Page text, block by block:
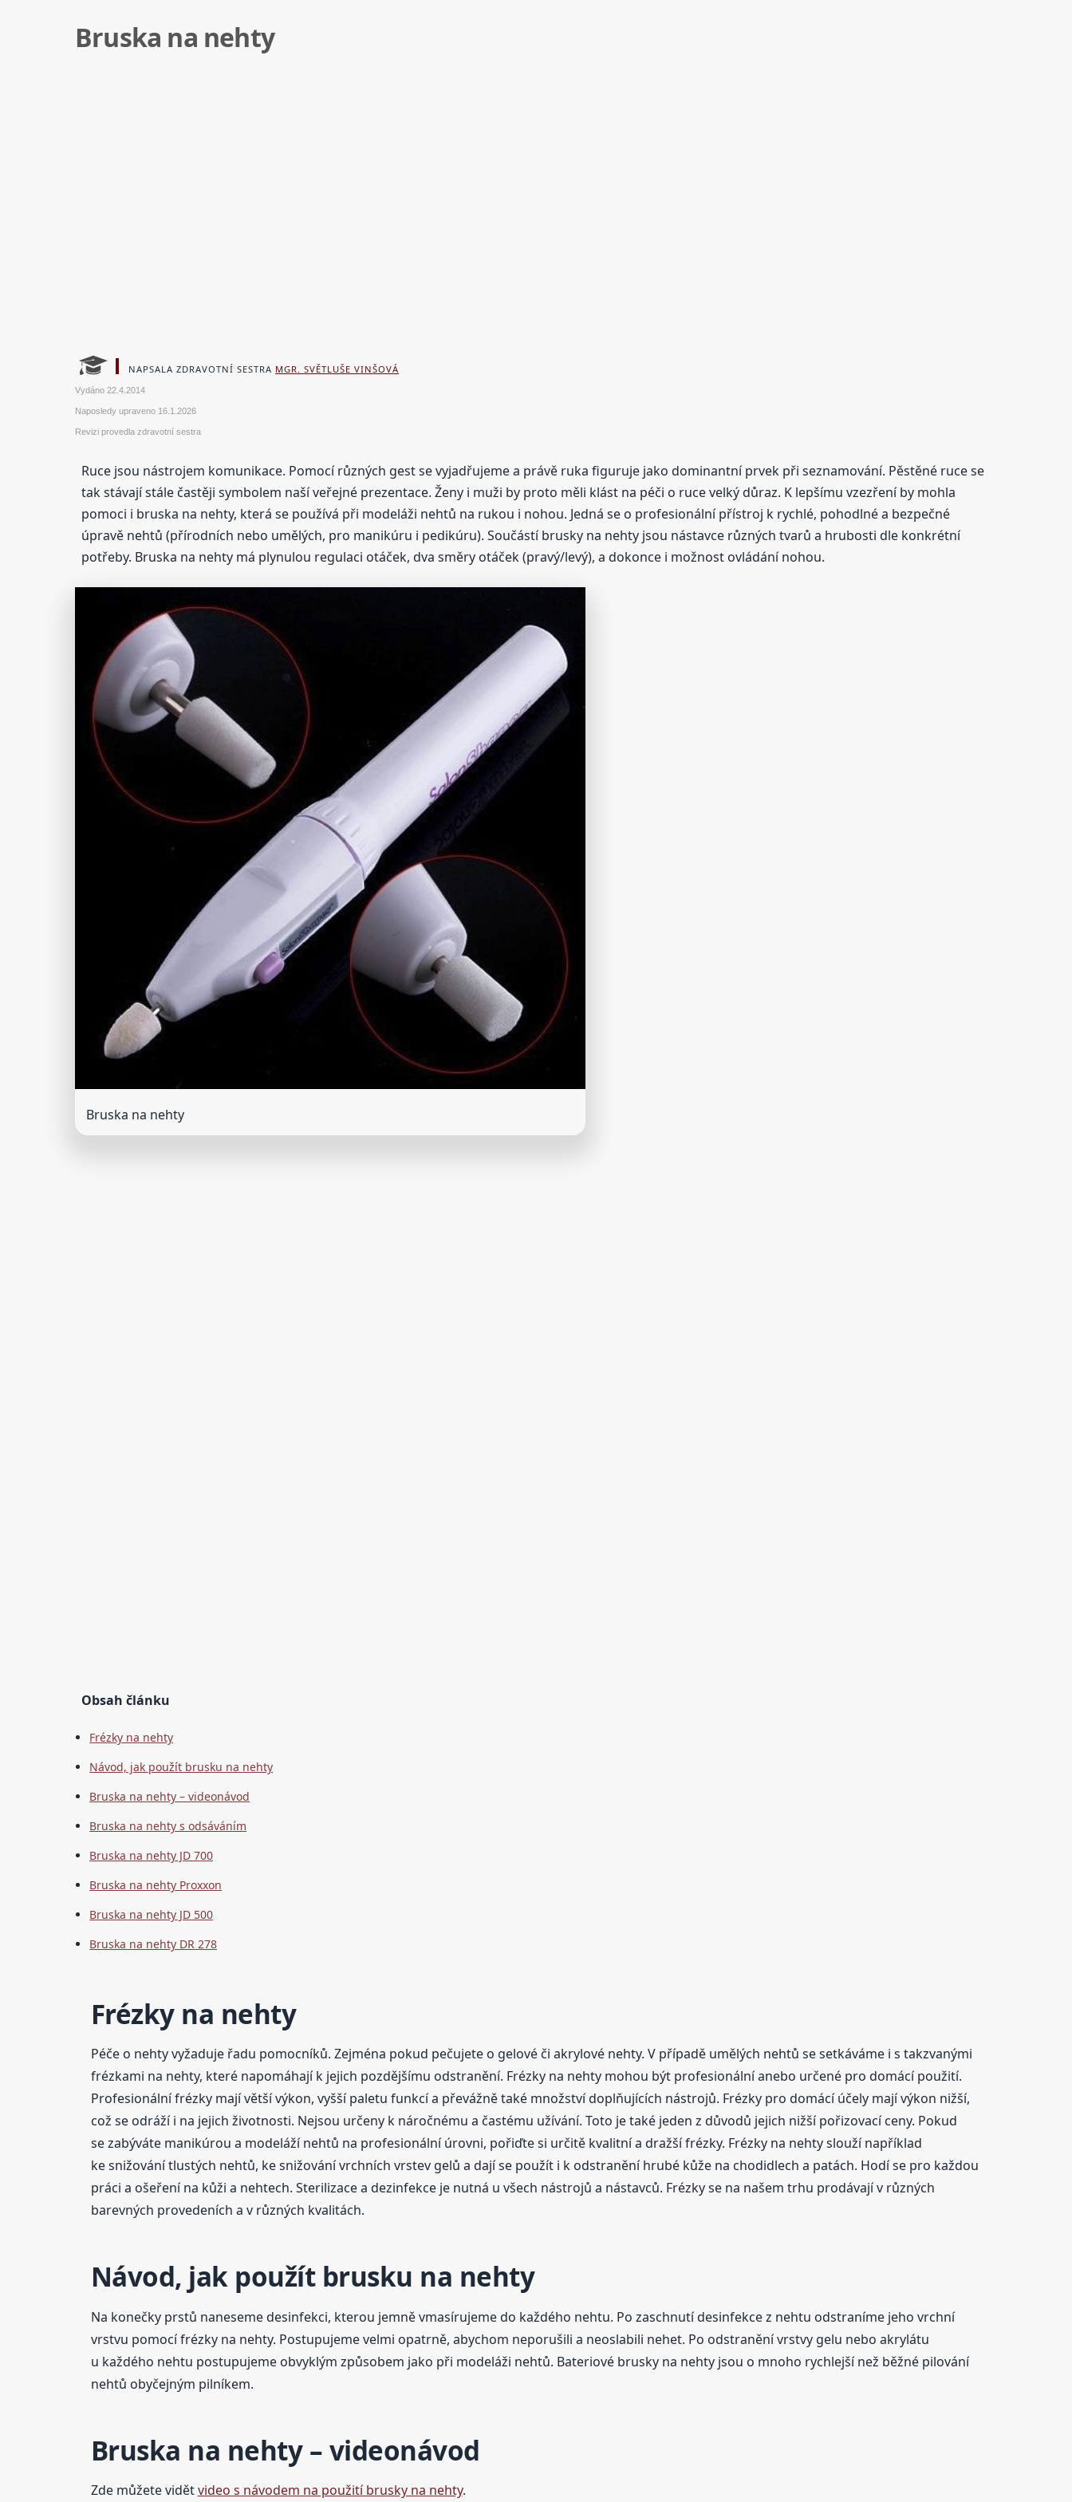
Bruska na nehty
NAPSALA ZDRAVOTNÍ SESTRA MGR. SVĚTLUŠE VINŠOVÁ
Vydáno22.4.2014
Naposledy upraveno 16.1.2026
Revizi provedla zdravotní sestra
Ruce jsou nástrojem komunikace. Pomocí různých gest se vyjadřujeme a právě ruka figuruje jako dominantní prvek při seznamování. Pěstěné ruce se
tak stávají stále častěji symbolem naší veřejné prezentace. Ženy i muži by proto měli klást na péči o ruce velký důraz. K lepšímu vzezření by mohla
pomoci i bruska na nehty, která se používá při modeláži nehtů na rukou i nohou. Jedná se o profesionální přístroj k rychlé, pohodlné a bezpečné
úpravě nehtů (přírodních nebo umělých, pro manikúru i pedikúru). Součástí brusky na nehty jsou nástavce různých tvarů a hrubosti dle konkrétní
potřeby. Bruska na nehty má plynulou regulaci otáček, dva směry otáček (pravý/levý), a dokonce i možnost ovládání nohou.
Bruska na nehty
Obsah článku
Frézky na nehty
Návod, jak použít brusku na nehty
Bruska na nehty – videonávod
Bruska na nehty s odsáváním
Bruska na nehty JD 700
Bruska na nehty Proxxon
Bruska na nehty JD 500
Bruska na nehty DR 278
Frézky na nehty
Péče o nehty vyžaduje řadu pomocníků. Zejména pokud pečujete o gelové či akrylové nehty. V případě umělých nehtů se setkáváme i s takzvanými
frézkami na nehty, které napomáhají k jejich pozdějšímu odstranění. Frézky na nehty mohou být profesionální anebo určené pro domácí použití.
Profesionální frézky mají větší výkon, vyšší paletu funkcí a převážně také množství doplňujících nástrojů. Frézky pro domácí účely mají výkon nižší,
což se odráží i na jejich životnosti. Nejsou určeny k náročnému a častému užívání. Toto je také jeden z důvodů jejich nižší pořizovací ceny. Pokud
se zabýváte manikúrou a modeláží nehtů na profesionální úrovni, pořiďte si určitě kvalitní a dražší frézky. Frézky na nehty slouží například
ke snižování tlustých nehtů, ke snižování vrchních vrstev gelů a dají se použít i k odstranění hrubé kůže na chodidlech a patách. Hodí se pro každou
práci a ošeření na kůži a nehtech. Sterilizace a dezinfekce je nutná u všech nástrojů a nástavců. Frézky se na našem trhu prodávají v různých
barevných provedeních a v různých kvalitách.
Návod, jak použít brusku na nehty
Na konečky prstů naneseme desinfekci, kterou jemně vmasírujeme do každého nehtu. Po zaschnutí desinfekce z nehtu odstraníme jeho vrchní
vrstvu pomocí frézky na nehty. Postupujeme velmi opatrně, abychom neporušili a neoslabili nehet. Po odstranění vrstvy gelu nebo akrylátu
u každého nehtu postupujeme obvyklým způsobem jako při modeláži nehtů. Bateriové brusky na nehty jsou o mnoho rychlejší než běžné pilování
nehtů obyčejným pilníkem.
Bruska na nehty – videonávod
Zde můžete vidětvideo s návodem na použití brusky na nehty.